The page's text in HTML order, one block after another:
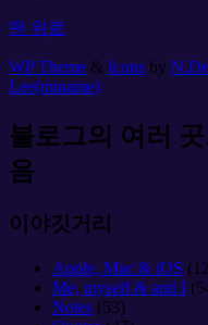
맨 위로
WP Theme & Icons by
Lee(miname)
블로그의 여러
음
이야깃거리
Apple, Mac & iOS
Me, myself & and I
Notes (53)